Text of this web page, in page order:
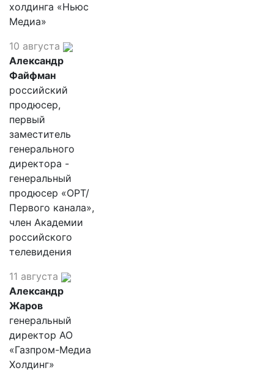
холдинга «Ньюс
Медиа»
10 августа
Александр
Файфман
российский
продюсер,
первый
заместитель
генерального
директора -
генеральный
продюсер «ОРТ/
Первого канала»,
член Академии
российского
телевидения
11 августа
Александр
Жаров
генеральный
директор АО
«Газпром-Медиа
Холдинг»